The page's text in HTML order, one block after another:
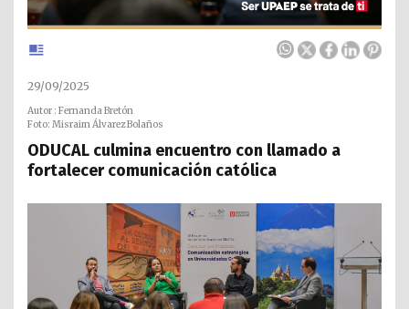
29/09/2025
Autor : Fernanda Bretón
Foto: Misraim Álvarez Bolaños
ODUCAL culmina encuentro con llamado a
fortalecer comunicación católica